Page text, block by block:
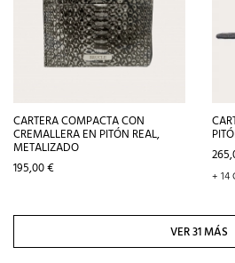
CARTERA COMPACTA CON
CREMALLERA EN PITÓN REAL,
METALIZADO
Precio
195,00 € + 14
VER 31 MÁS